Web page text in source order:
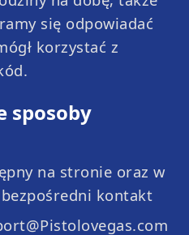
się odpowiadać
korzystać z
sposoby
na stronie oraz w
kontakt